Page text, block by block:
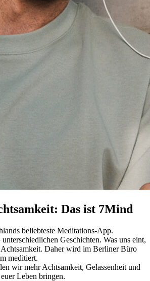
Das ist 7Mind
beliebteste Meditations-App.
Geschichten. Was uns eint,
Daher wird im Berliner Büro
meditiert.
wir mehr Achtsamkeit, Gelassenheit und
Leben bringen.